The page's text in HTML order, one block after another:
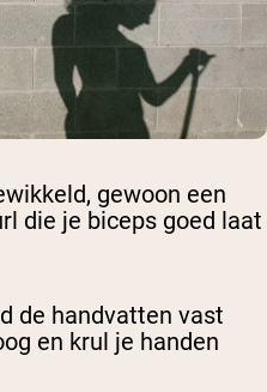
gewoon een
die je biceps goed laat
de handvatten vast
en krul je handen